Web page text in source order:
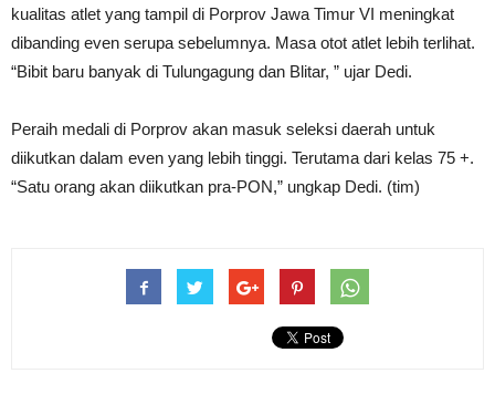
kualitas atlet yang tampil di Porprov Jawa Timur VI meningkat
dibanding even serupa sebelumnya. Masa otot atlet lebih terlihat.
“Bibit baru banyak di Tulungagung dan Blitar, ” ujar Dedi.
Peraih medali di Porprov akan masuk seleksi daerah untuk
diikutkan dalam even yang lebih tinggi. Terutama dari kelas 75 +.
“Satu orang akan diikutkan pra-PON,” ungkap Dedi. (tim)